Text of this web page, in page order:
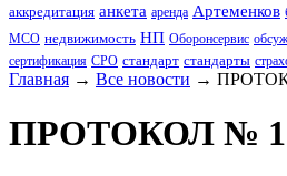
аккредитация анкета аренда Артеменков
МСО недвижимость НП Оборонсервис
сертификация СРО стандарт стандарты
Главная → Все новости →
ПРОТОКОЛ № 1